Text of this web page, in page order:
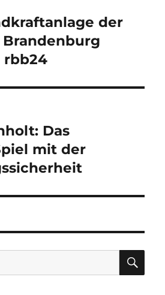
der
rbb24
Das
mit der